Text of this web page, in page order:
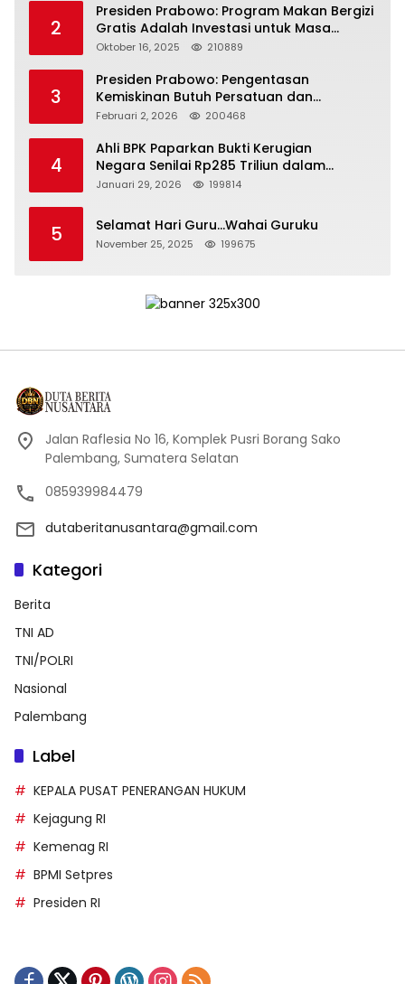
2
Presiden Prabowo: Program Makan Bergizi
Gratis Adalah Investasi untuk Masa
Depan Bangsa
Oktober 16, 2025 210889
3
Presiden Prabowo: Pengentasan
Kemiskinan Butuh Persatuan dan
Kepemimpinan yang Bertanggung Jawab
Februari 2, 2026 200468
4
Ahli BPK Paparkan Bukti Kerugian
Negara Senilai Rp285 Triliun dalam
Persidangan Korupsi PT Pertamina
Januari 29, 2026 199814
5 Selamat Hari Guru…Wahai Guruku
November 25, 2025 199675
Jalan Raflesia No 16, Komplek Pusri Borang Sako
Palembang, Sumatera Selatan
085939984479
dutaberitanusantara@gmail.com
Kategori
Berita
TNI AD
TNI/POLRI
Nasional
Palembang
Label
KEPALA PUSAT PENERANGAN HUKUM
Kejagung RI
Kemenag RI
BPMI Setpres
Presiden RI